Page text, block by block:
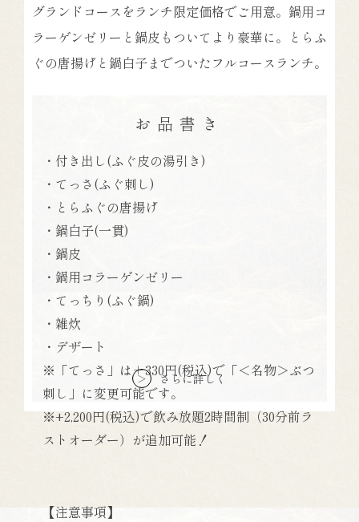
グランドコースをランチ限定価格でご用意。鍋用コ
ラーゲンゼリーと鍋皮もついてより豪華に。とらふ
ぐの唐揚げと鍋白子までついたフルコースランチ。
お品書き
・付き出し(ふぐ皮の湯引き)
・てっさ(ふぐ刺し)
・とらふぐの唐揚げ
・鍋白子(一貫)
・鍋皮
・鍋用コラーゲンゼリー
・てっちり(ふぐ鍋)
・雑炊
・デザート
※「てっさ」は＋330円(税込)で「＜名物＞ぶつ
刺し」に変更可能です。
※+2,200円(税込)で飲み放題2時間制（30分前ラ
ストオーダー）が追加可能！
【注意事項】
＞ さらに詳しく